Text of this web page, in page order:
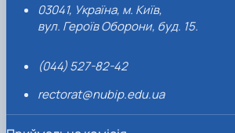
03041, Україна, м. Київ,
вул. Героїв Оборони, буд. 15.
(044) 527-82-42
rectorat@nubip.edu.ua